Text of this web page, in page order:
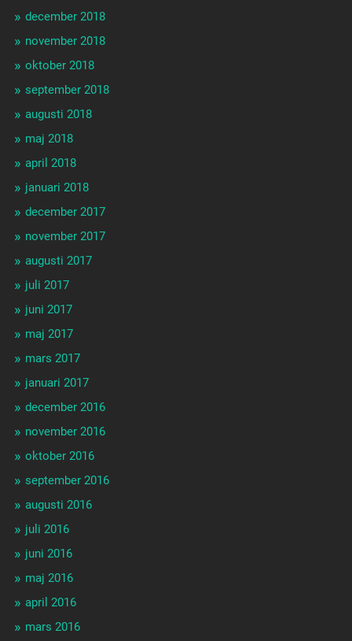
december 2018
november 2018
oktober 2018
september 2018
augusti 2018
maj 2018
april 2018
januari 2018
december 2017
november 2017
augusti 2017
juli 2017
juni 2017
maj 2017
mars 2017
januari 2017
december 2016
november 2016
oktober 2016
september 2016
augusti 2016
juli 2016
juni 2016
maj 2016
april 2016
mars 2016